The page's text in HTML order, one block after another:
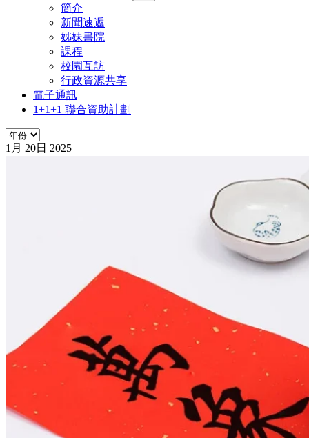
簡介
新聞速遞
姊妹書院
課程
校園互訪
行政資源共享
電子通訊
1+1+1 聯合資助計劃
年份
1月 20日 2025